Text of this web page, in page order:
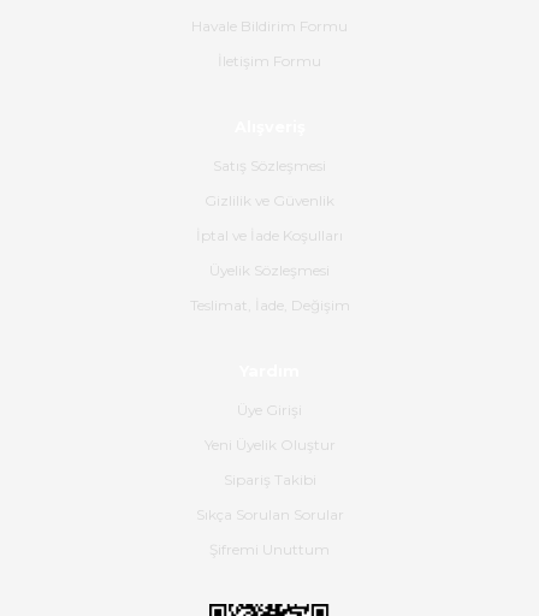
Ürünün kodu XDR-240e-24 yeni
Gerçekten harika ve etkileyici
Hızlı bir şekilde elimize ulaştı
Havale Bildirim Formu
İletişim Formu
Satış Sözleşmesi
Gizlilik ve Güvenlik
İptal ve İade Koşulları
Üyelik Sözleşmesi
Teslimat, İade, Değişim
Üye Girişi
Yeni Üyelik Oluştur
Sipariş Takibi
Sıkça Sorulan Sorular
Şifremi Unuttum